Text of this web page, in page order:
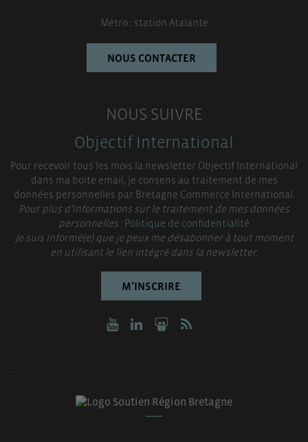
Métro : station Atalante
NOUS CONTACTER
NOUS SUIVRE
Objectif International
Pour recevoir tous les mois la newsletter Objectif International
dans ma boite email, je consens au traitement de mes
données personnelles par Bretagne Commerce International.
Pour plus d’informations sur le traitement de mes données
personnelles :Politique de confidentialité
Je suis informé(e) que je peux me désabonner à tout moment
en utilisant le lien intégré dans la newsletter.
M’INSCRIRE